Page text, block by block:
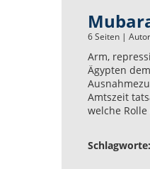
6 Seiten |
Arm,
Ägypten
Amtszeit
welche
Schlagworte: